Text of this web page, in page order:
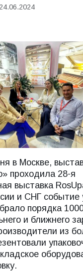
24.06.2024
в Москве,
проходила 28-я
выставка
и СНГ событие
порядка
и ближнего
из